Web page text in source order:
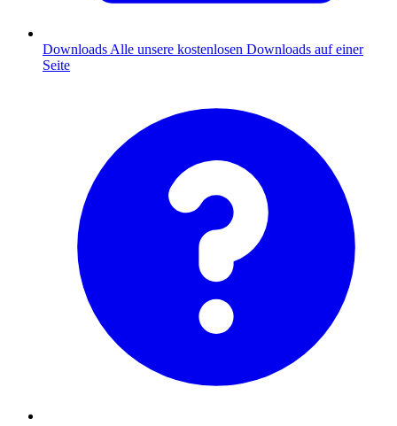
Downloads Alle unsere kostenlosen Downloads auf einer
Seite